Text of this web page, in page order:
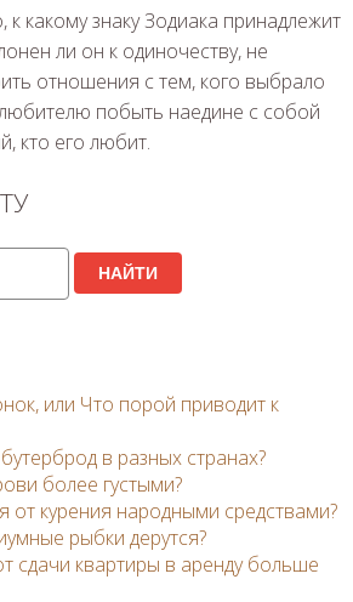
к какому знаку Зодиака принадлежит
ли он к одиночеству, не
отношения с тем, кого выбрало
побыть наедине с собой
кто его любит.
НАЙТИ
или Что порой приводит к
в разных странах?
более густыми?
от курения народными средствами?
рыбки дерутся?
сдачи квартиры в аренду больше